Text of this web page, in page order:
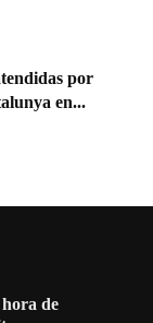
por
en...
de